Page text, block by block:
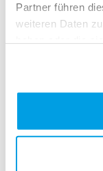
Partner führen
weiteren Daten